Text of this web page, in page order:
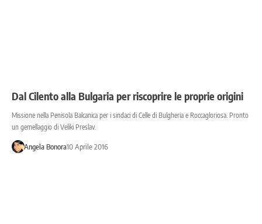
Dal Cilento alla Bulgaria per riscoprire le proprie origini
Missione nella Penisola Balcanica per i sindaci di Celle di Bulgheria e Roccagloriosa. Pronto
un gemellaggio di Veliki Preslav.
Angela Bonora10 Aprile 2016